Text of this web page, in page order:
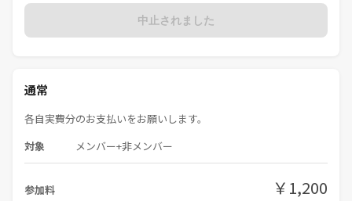
せて頂きます。
・イベントの参加者の申込み状況次第では、男女比を調整させて頂く場
また、女性参加者が1名で居づらい雰囲気とならないように、できる限
※少人数のイベント、勉強会の場合は調整が難しい場合もあること、予
・当サークルにおいて同じ方のイベント参加は月2回まででお願いしま
中止されました
通常
各自実費分のお支払いをお願いします。
対象 メンバー+非メンバー
参加料 ￥1,200